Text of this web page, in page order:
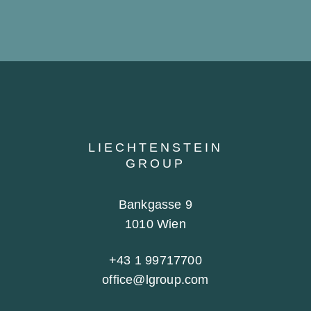
LIECHTENSTEIN
GROUP
Bankgasse 9
1010 Wien
+43 1 99717700
office@lgroup.com